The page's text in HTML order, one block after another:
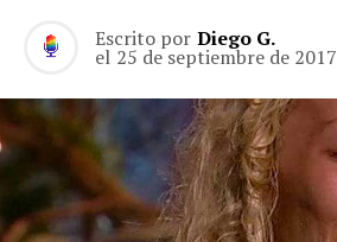
Escrito por Diego G.
el 25 de septiembre de 2017